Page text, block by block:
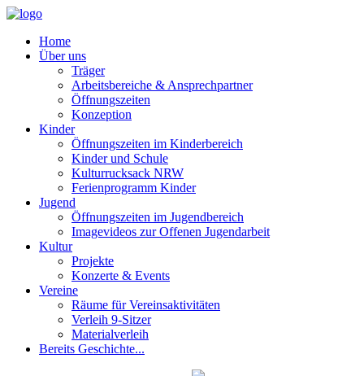
Home
Über uns
Träger
Arbeitsbereiche & Ansprechpartner
Öffnungszeiten
Konzeption
Kinder
Öffnungszeiten im Kinderbereich
Kinder und Schule
Kulturrucksack NRW
Ferienprogramm Kinder
Jugend
Öffnungszeiten im Jugendbereich
Imagevideos zur Offenen Jugendarbeit
Kultur
Projekte
Konzerte & Events
Vereine
Räume für Vereinsaktivitäten
Verleih 9-Sitzer
Materialverleih
Bereits Geschichte...